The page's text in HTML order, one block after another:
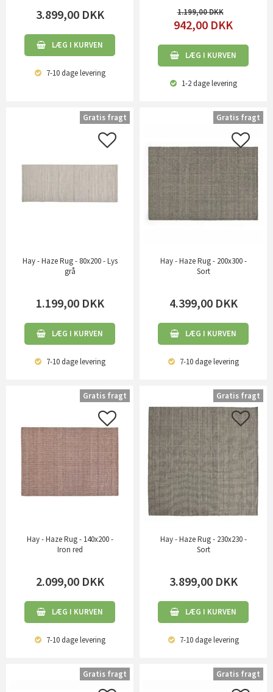
3.899,00 DKK
LÆG I KURVEN
7-10 dagelevering
1.199,00
942,00 DKK
LÆG I KURVEN
1-2 dagelevering
Hay - Haze Rug - 80x200 - Lys
grå
1.199,00 DKK
LÆG I KURVEN
7-10 dagelevering
Gratis fragt
Hay - Haze Rug - 200x300 -
Sort
4.399,00 DKK
LÆG I KURVEN
7-10 dagelevering
Gratis fragt
Hay - Haze Rug - 140x200 -
Iron red
2.099,00 DKK
LÆG I KURVEN
7-10 dagelevering
Gratis fragt
Hay - Haze Rug - 230x230 -
Sort
3.899,00 DKK
LÆG I KURVEN
7-10 dagelevering
Gratis fragt
Gratis fragt Gratis fragt